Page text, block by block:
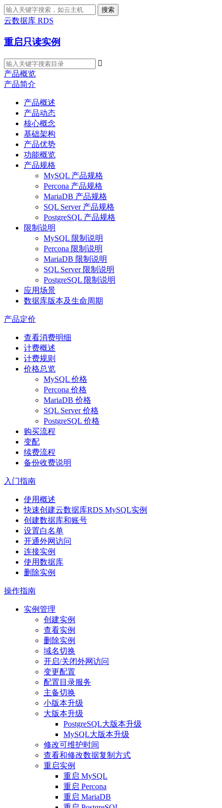
搜索
云数据库 RDS
重启只读实例

产品概览
产品简介
产品概述
产品动态
核心概念
基础架构
产品优势
功能概览
产品规格
MySQL 产品规格
Percona 产品规格
MariaDB 产品规格
SQL Server 产品规格
PostgreSQL 产品规格
限制说明
MySQL 限制说明
Percona 限制说明
MariaDB 限制说明
SQL Server 限制说明
PostgreSQL 限制说明
应用场景
数据库版本及生命周期
产品定价
查看消费明细
计费概述
计费规则
价格总览
MySQL 价格
Percona 价格
MariaDB 价格
SQL Server 价格
PostgreSQL 价格
购买流程
变配
续费流程
备份收费说明
入门指南
使用概述
快速创建云数据库RDS MySQL实例
创建数据库和账号
设置白名单
开通外网访问
连接实例
使用数据库
删除实例
操作指南
实例管理
创建实例
查看实例
删除实例
域名切换
开启/关闭外网访问
变更配置
配置目录服务
主备切换
小版本升级
大版本升级
PostgreSQL大版本升级
MySQL大版本升级
修改可维护时间
查看和修改数据复制方式
重启实例
重启 MySQL
重启 Percona
重启 MariaDB